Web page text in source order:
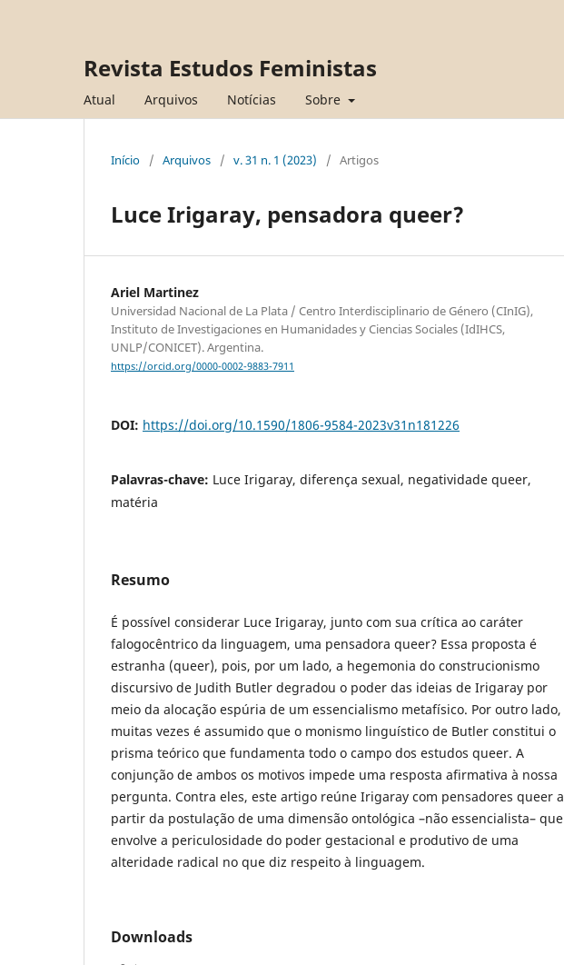
Revista Estudos Feministas
Atual Arquivos Notícias Sobre
Início / Arquivos / v. 31 n. 1 (2023) / Artigos
Luce Irigaray, pensadora queer?
Ariel Martinez
Universidad Nacional de La Plata / Centro Interdisciplinario de Género (CInIG),
Instituto de Investigaciones en Humanidades y Ciencias Sociales (IdIHCS,
UNLP/CONICET). Argentina.
https://orcid.org/0000-0002-9883-7911
DOI: https://doi.org/10.1590/1806-9584-2023v31n181226
Palavras-chave: Luce Irigaray, diferença sexual, negatividade queer,
matéria
Resumo
É possível considerar Luce Irigaray, junto com sua crítica ao caráter
falogocêntrico da linguagem, uma pensadora queer? Essa proposta é
estranha (queer), pois, por um lado, a hegemonia do construcionismo
discursivo de Judith Butler degradou o poder das ideias de Irigaray por
meio da alocação espúria de um essencialismo metafísico. Por outro lado,
muitas vezes é assumido que o monismo linguístico de Butler constitui o
prisma teórico que fundamenta todo o campo dos estudos queer. A
conjunção de ambos os motivos impede uma resposta afirmativa à nossa
pergunta. Contra eles, este artigo reúne Irigaray com pensadores queer a
partir da postulação de uma dimensão ontológica –não essencialista– que
envolve a periculosidade do poder gestacional e produtivo de uma
alteridade radical no que diz respeito à linguagem.
Downloads